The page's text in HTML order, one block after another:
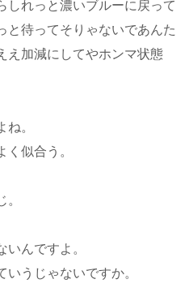
しれっと濃いブルーに戻って
と待ってそりゃないであんた
え加減にしてやホンマ状態
。
似合う。
んですよ。
うじゃないですか。